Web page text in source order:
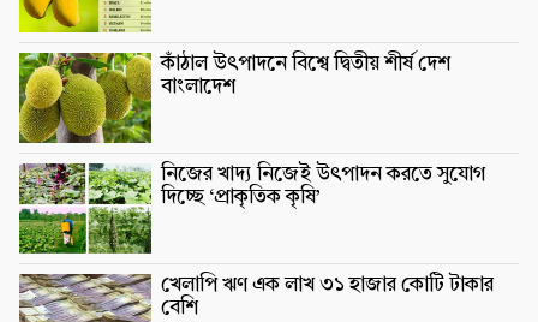
কাঁঠাল উৎপাদনে বিশ্বে দ্বিতীয় শীর্ষ দেশ
বাংলাদেশ
নিজের খাদ্য নিজেই উৎপাদন করতে সুযোগ
দিচ্ছে ‘প্রাকৃতিক কৃষি’
খেলাপি ঋণ এক লাখ ৩১ হাজার কোটি টাকার
বেশি